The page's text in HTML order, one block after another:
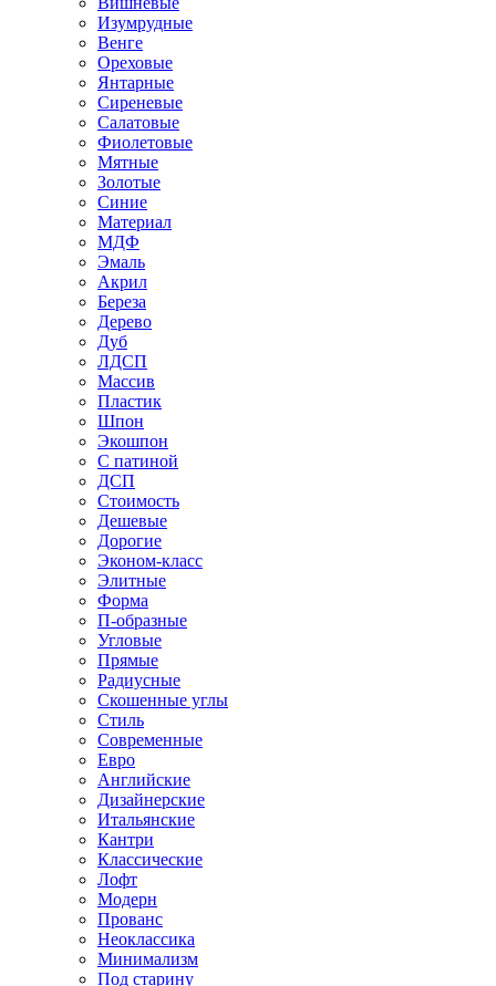
Изумрудные
Венге
Ореховые
Янтарные
Сиреневые
Салатовые
Фиолетовые
Мятные
Золотые
Синие
Материал
МДФ
Эмаль
Акрил
Береза
Дерево
Дуб
ЛДСП
Массив
Пластик
Шпон
Экошпон
С патиной
ДСП
Стоимость
Дешевые
Дорогие
Эконом-класс
Элитные
Форма
П-образные
Угловые
Прямые
Радиусные
Скошенные углы
Стиль
Современные
Евро
Английские
Дизайнерские
Итальянские
Кантри
Классические
Лофт
Модерн
Прованс
Неоклассика
Минимализм
Под старину